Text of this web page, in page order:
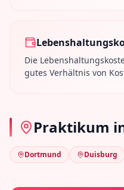
Die
gutes Verhältnis von
Praktikum
Dortmund Duisburg